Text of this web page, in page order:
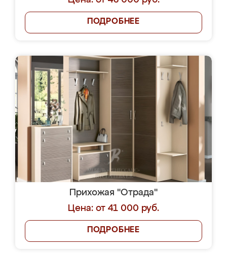
ПОДРОБНЕЕ
Прихожая "Отрада"
Цена: от 41 000 руб.
ПОДРОБНЕЕ